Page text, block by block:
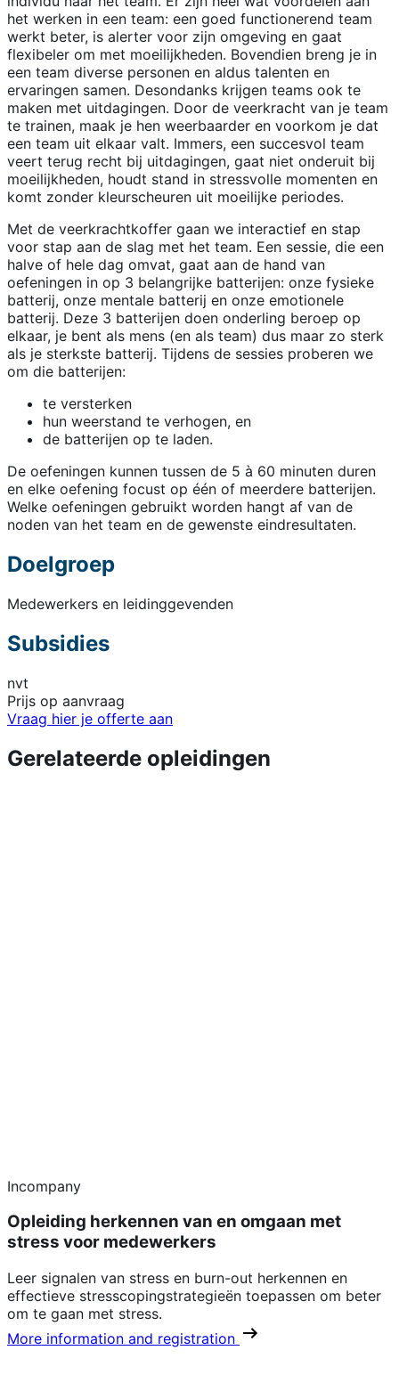
het werken in een team: een goed functionerend team
werkt beter, is alerter voor zijn omgeving en gaat
flexibeler om met moeilijkheden. Bovendien breng je in
een team diverse personen en aldus talenten en
ervaringen samen. Desondanks krijgen teams ook te
maken met uitdagingen. Door de veerkracht van je team
te trainen, maak je hen weerbaarder en voorkom je dat
een team uit elkaar valt. Immers, een succesvol team
veert terug recht bij uitdagingen, gaat niet onderuit bij
moeilijkheden, houdt stand in stressvolle momenten en
komt zonder kleurscheuren uit moeilijke periodes.
Met de veerkrachtkoffer gaan we interactief en stap
voor stap aan de slag met het team. Een sessie, die een
halve of hele dag omvat, gaat aan de hand van
oefeningen in op 3 belangrijke batterijen: onze fysieke
batterij, onze mentale batterij en onze emotionele
batterij. Deze 3 batterijen doen onderling beroep op
elkaar, je bent als mens (en als team) dus maar zo sterk
als je sterkste batterij. Tijdens de sessies proberen we
om die batterijen:
te versterken
hun weerstand te verhogen, en
de batterijen op te laden.
De oefeningen kunnen tussen de 5 à 60 minuten duren
en elke oefening focust op één of meerdere batterijen.
Welke oefeningen gebruikt worden hangt af van de
noden van het team en de gewenste eindresultaten.
Doelgroep
Medewerkers en leidinggevenden
Subsidies
nvt
Prijs op aanvraag
Vraag hier je offerte aan
Gerelateerde opleidingen
Incompany
Opleiding herkennen van en omgaan met
stress voor medewerkers
Leer signalen van stress en burn-out herkennen en
effectieve stresscopingstrategieën toepassen om beter
om te gaan met stress.
More information and registration